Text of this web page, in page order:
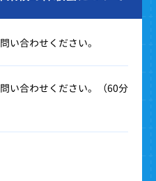
い合わせください。
い合わせください。（60分